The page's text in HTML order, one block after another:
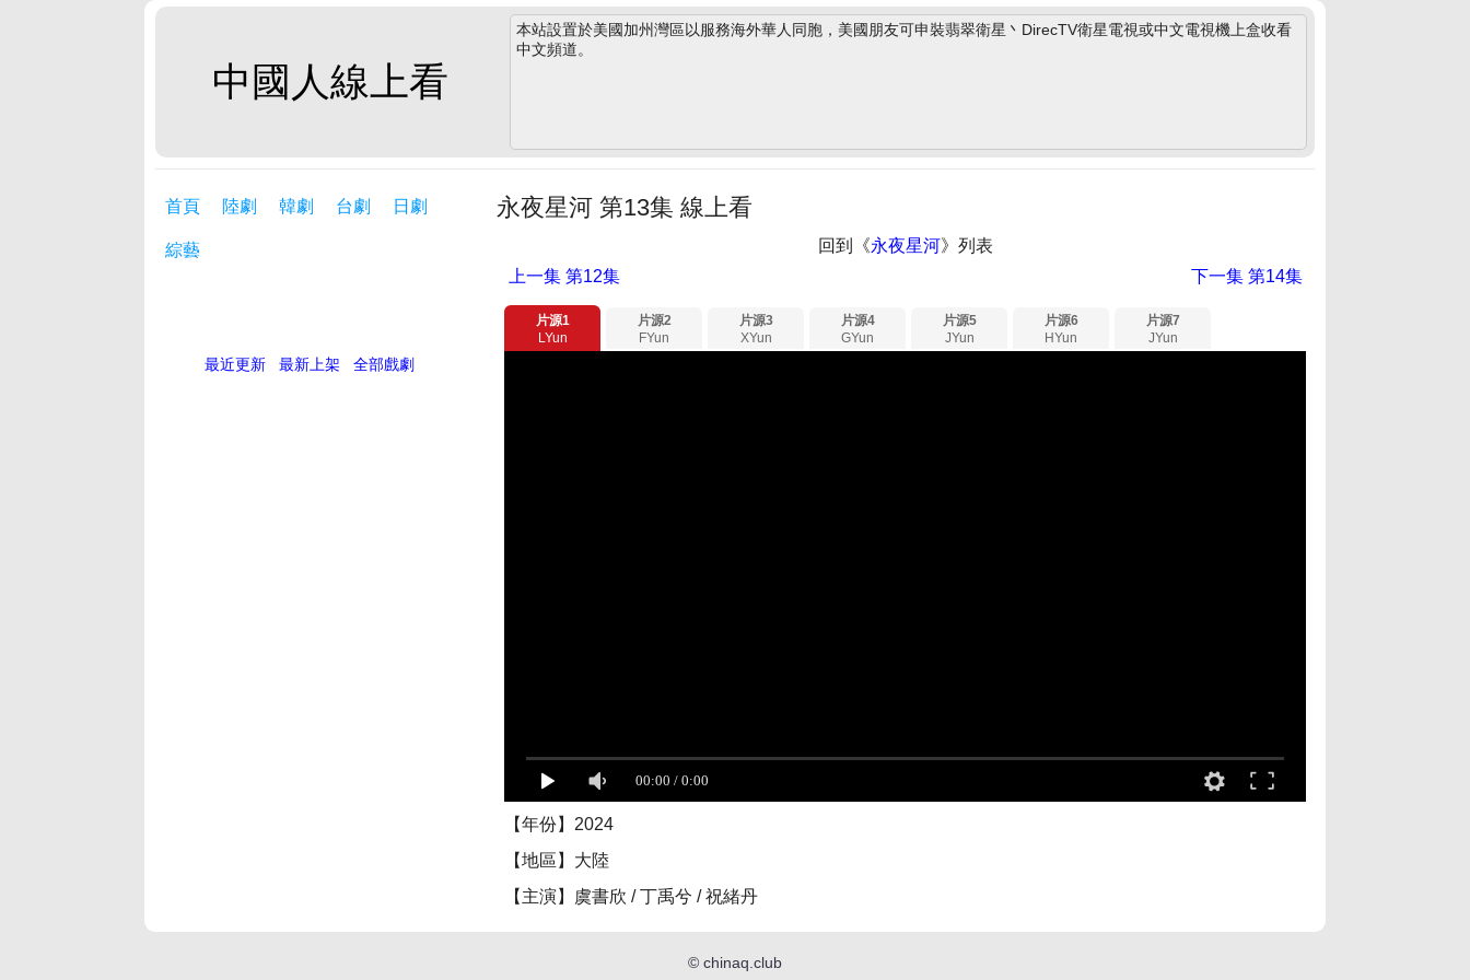
中國人線上看
本站設置於美國加州灣區以服務海外華人同胞，美國朋友可申裝翡翠衛星丶DirecTV衛星電視或中文電視機上盒收看
中文頻道。
首頁 陸劇 韓劇 台劇 日劇
綜藝
最近更新 最新上架 全部戲劇
永夜星河 第13集 線上看
回到《永夜星河》列表
上一集 第12集 下一集第14集
片源1
LYun
片源2
FYun
片源3
XYun
片源4
GYun
片源5
JYun
片源6
HYun
片源7
JYun
【年份】2024
【地區】大陸
【主演】虞書欣 / 丁禹兮 / 祝緒丹
© chinaq.club